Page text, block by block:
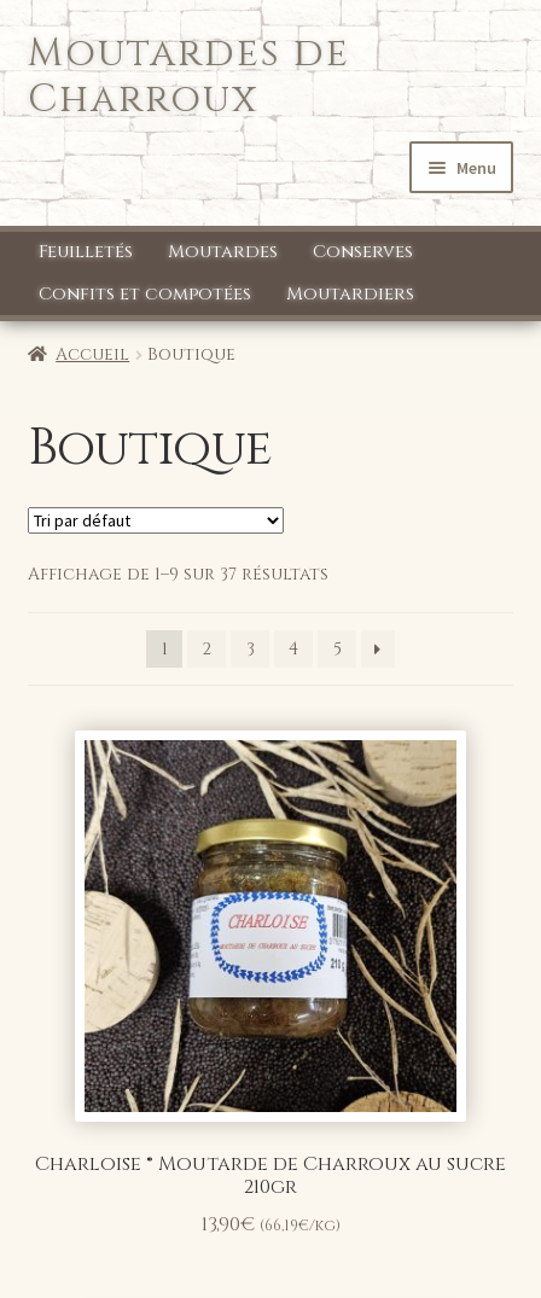
Aller
à
la
navigation
Aller
au
contenu
Moutardes de
Charroux
Menu
Accueil
Qui sommes nous ?
Mon compte
Feuilletés Moutardes
Conserves
Confits et compotées
Moutardiers
Accueil Boutique
Boutique
Affichage de 1–9 sur 37 résultats
1 2 3 4 5
Charloise ® Moutarde de Charroux au sucre
210gr
13,90€ (66,19€/kg)